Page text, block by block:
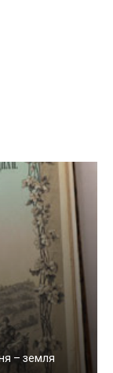
– земля